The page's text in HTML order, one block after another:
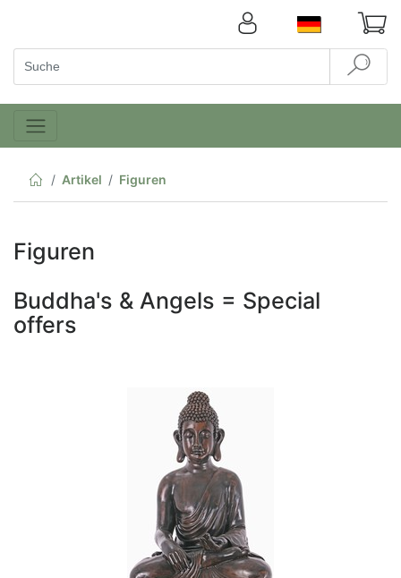
Artikel Figuren
Figuren
Buddha's & Angels = Special
offers